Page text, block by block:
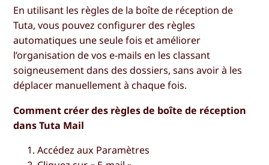
En utilisant les règles de la boîte de réception de
Tuta, vous pouvez configurer des règles
automatiques une seule fois et améliorer
l’organisation de vos e-mails en les classant
soigneusement dans des dossiers, sans avoir à les
déplacer manuellement à chaque fois.
Comment créer des règles de boîte de réception
dans Tuta Mail
Accédez aux Paramètres